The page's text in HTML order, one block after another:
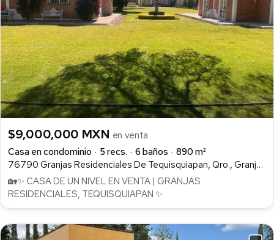
$9,000,000 MXN en venta
Casa en condominio
5 recs. 6 baños
890 m²
76790 Granjas Residenciales De Tequisquiapan, Qro., Granjas Residencial de Tequisquiapan, Tequisquiapan
🏡✨ CASA DE UN NIVEL EN VENTA | GRANJAS
RESIDENCIALES, TEQUISQUIAPAN ✨